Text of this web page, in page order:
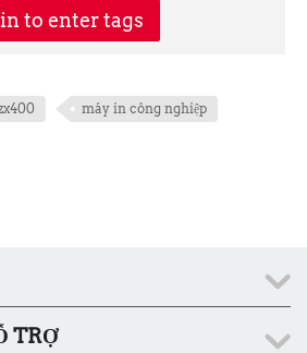
to enter tags
máy in công nghiệp
TRỢ